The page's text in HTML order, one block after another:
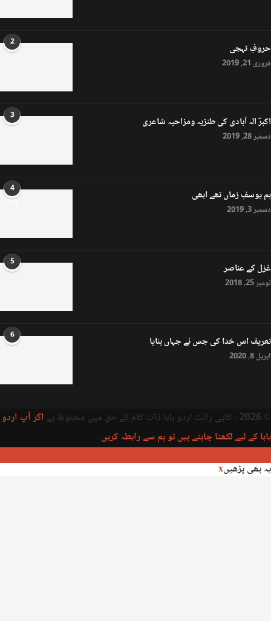
2 حروفِ تہجی
فروری 21, 2019
3 اکبرؔ الہ آبادی کی طنزیہ ومزاحیہ شاعری
دسمبر 28, 2019
4
8.0 ہم یوسفِ زماں تھے ابھی
دسمبر 3, 2019
5 غزل کے عناصر
نومبر 25, 2018
6 تعریف اس خدا کی جس نے جہاں بنایا
اپریل 8, 2020
© 2026 - کاپی رائٹ اردو بابا ڈاٹ کام کے حق میں محفوظ ہے
اگر آپ اردو
بابا کے لیے لکھنا چاہتے ہیں تو ہم سے رابطہ کریں
یہ بھی پڑھیںx